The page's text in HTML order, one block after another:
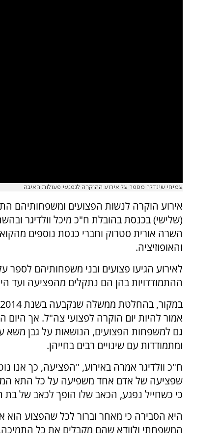
עמיחי שינדלר מספר על אירוע ההוקרה לנפגעי פעולות האיבה
אירוע הוקרה לנשות הפצועים ומשפחותיהם
(שלישי) בכנסת בהובלת ח"כ מיכל וולדיגר
השרה אורית סטרוק וחברי כנסת נוספים
והאופוזיציה.
לאירוע הגיעו פצועים ובני משפחותיהם לספר
ההתמודדויות בהן הם נתקלים מהפציעה ועד
אמור להיות יום הוקרה לפצועי צה"ל. אך היום
גם למשפחות הפצועים, הנושאות על גבן משא
ומתמודדות עם שינויים רבים בחייהן.
ח"כ וולדיגר אמרה באירוע, "הפציעה, כך אנו
שפציעה של אדם אחד משפיעה על כל התא
כי כשחייל נפגע, הכאב שלו הופך לכאב של בת
היא הסבירה כי מאחר וברור לכל שהפצוע
המשפחתי ולוודא שהם מקבלים את כל התמיכה,